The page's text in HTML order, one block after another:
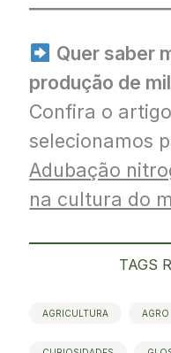
Quer saber
produção de
Confira o
selecionamos
Adubação
na cultura do
TAGS
AGRICULTURA AGRO